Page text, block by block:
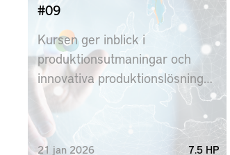
#09
Kursen ger inblick i
produktionsutmaningar och
innovativa produktionslösningar
hos ett stort antal
producerande företag, som
tjänar som inspiration och ”live
21 jan 2026 7.5 HP